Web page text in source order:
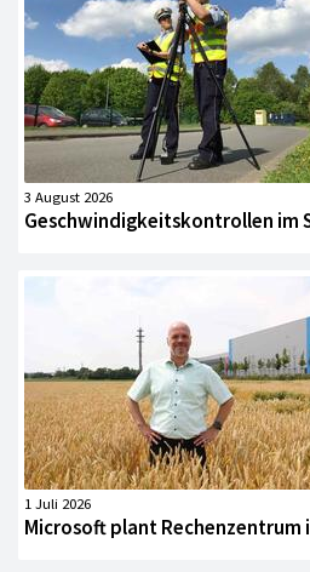
3 August 2026
Geschwindigkeitskontrollen im
1 Juli 2026
Microsoft plant Rechenzentrum